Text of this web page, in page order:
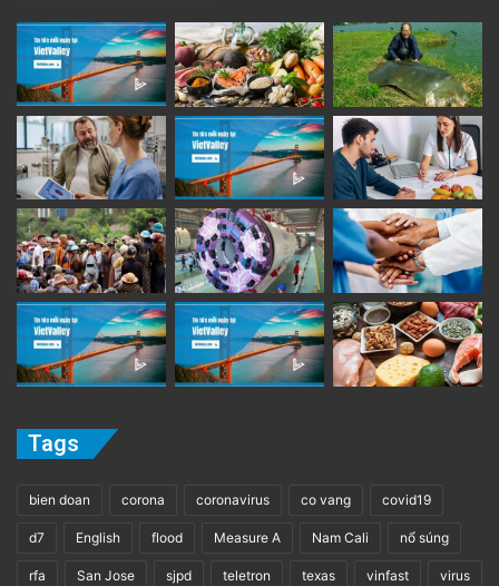
Tags
bien doan corona coronavirus co vang covid19
d7 English flood Measure A Nam Cali nổ súng
rfa San Jose sjpd teletron texas vinfast virus